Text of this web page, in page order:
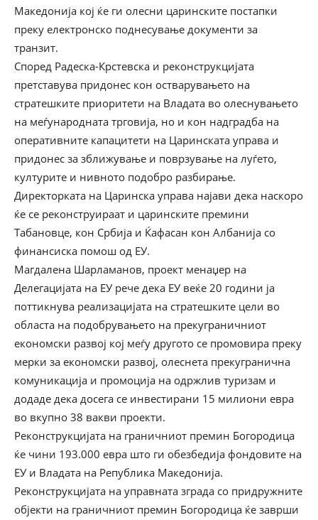
Македонија кој ќе ги олесни царинските постапки
преку електронско поднесување документи за
транзит.
Според Радеска-Крстевска и реконструкцијата
претставува придонес кон остварувањето на
стратешките приоритети на Владата во олеснувањето
на меѓународната трговија, но и кон надградба на
оперативните капацитети на Царинската управа и
придонес за зближување и поврзување на луѓето,
културите и нивното подобро разбирање.
Директорката на Царинска управа најави дека наскоро
ќе се реконструираат и царинските премини
Табановце, кон Србија и Ќафасан кон Албанија со
финансиска помош од ЕУ.
Магдалена Шарламанов, проект менаџер на
Делегацијата на ЕУ рече дека ЕУ веќе 20 години ја
поттикнува реализацијата на стратешките цели во
областа на подобрувањето на прекуграничниот
економски развој кој меѓу другото се промовира преку
мерки за економски развој, олеснета прекугранична
комуникација и промоција на одржлив туризам и
додаде дека досега се инвестирани 15 милиони евра
во вкупно 38 вакви проекти.
Реконструкцијата на граничниот премин Богородица
ќе чини 193.000 евра што ги обезбедија фондовите на
ЕУ и Владата на Република Македонија.
Реконструкцијата на управната зграда со придружните
објекти на граничниот премин Богородица ќе заврши